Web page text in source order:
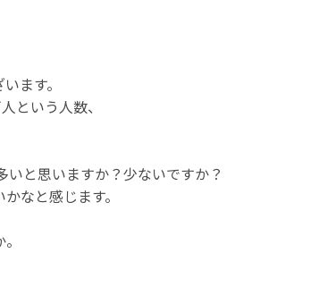
ます。
という人数、
と思いますか？少ないですか？
なと感じます。